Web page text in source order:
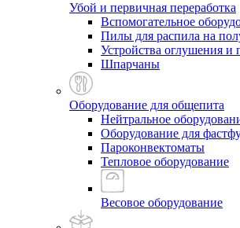
Убой и первичная переработка
Вспомогательное
Пилы для распила на
Устройства оглушения и
Шпарчаны
Оборудование для общепита
Нейтральное
Оборудование для
Пароконвектоматы
Тепловое оборудование
Весовое оборудование